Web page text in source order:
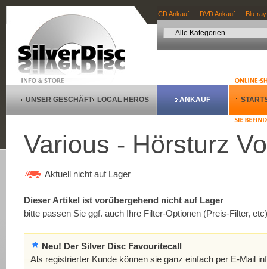
CD Ankauf DVD Ankauf Blu-
UNSER GESCHÄFT LOCAL HEROS ANKAUF
Various - Hörsturz
Aktuell nicht auf Lager
Dieser Artikel ist vorübergehend nicht auf Lager
bitte passen Sie ggf. auch Ihre Filter-Optionen (Preis-Filter,
Neu! Der Silver Disc Favouritecall
Als registrierter Kunde können sie ganz einfach per E-Mail